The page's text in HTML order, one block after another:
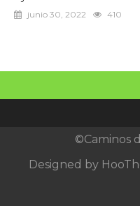
junio 30, 2022 410
©Caminos
Designed by